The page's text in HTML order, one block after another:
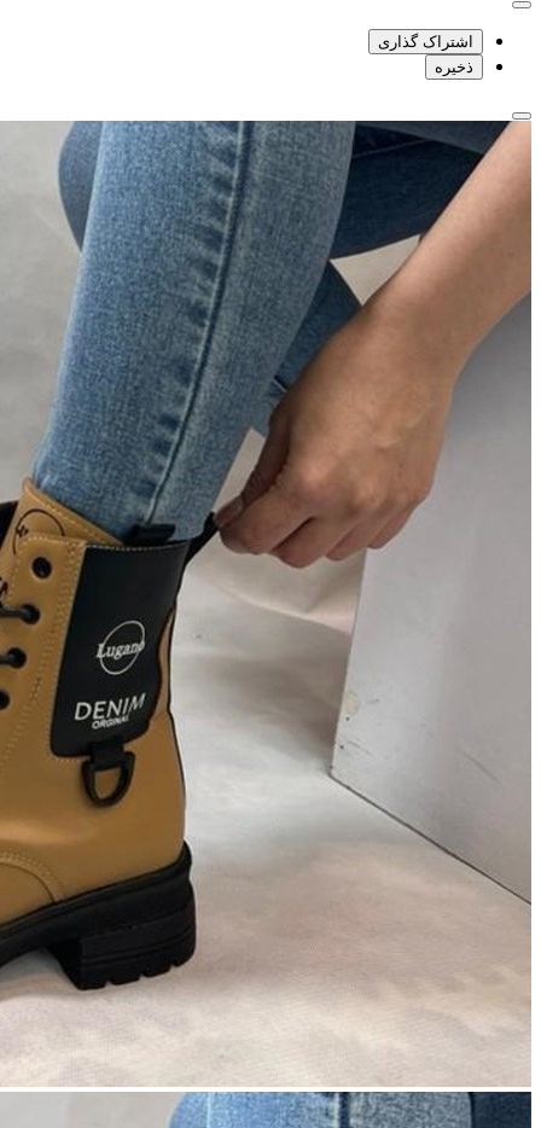
اشتراک گذاری
ذخیره